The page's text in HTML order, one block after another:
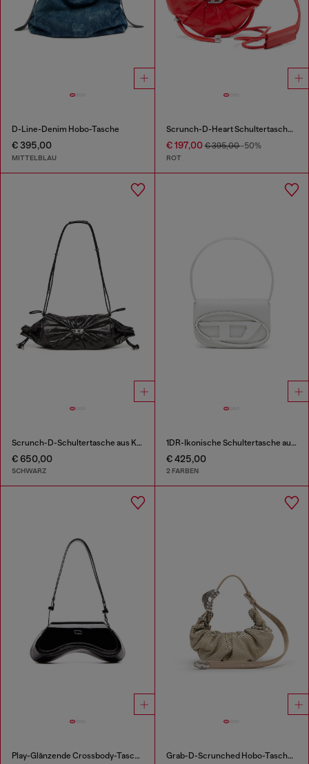
D-Line-Denim Hobo-Tasche
€ 395,00
MITTELBLAU
Scrunch-D-Heart Schultertasche aus geknautschtem Leder
€ 197,00€ 395,00-50%
ROT
Scrunch-D-Schultertasche aus Knitter-Leder
€ 650,00
SCHWARZ
1DR-Ikonische Schultertasche aus Nappa-Leder
€ 425,00
2 FARBEN
Play-Glänzende Crossbody-Tasche Grab-D-Scrunched Hobo-Tasche aus Leder in Schlangenoptik